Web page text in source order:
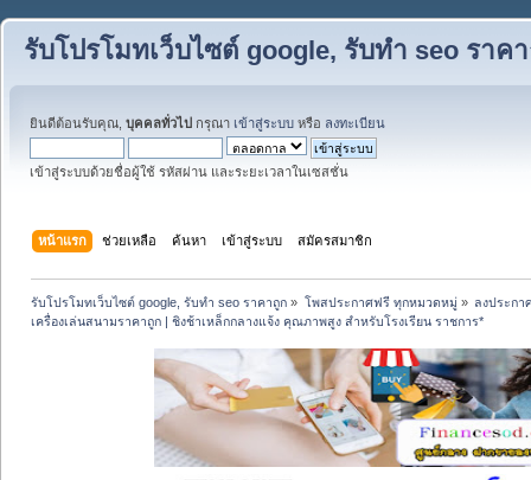
รับโปรโมทเว็บไซต์ google, รับทำ seo ราค
ยินดีต้อนรับคุณ, บุคคลทั่วไป กรุณา เข้าสู่ระบบ หรือ ลงทะเบียน
เข้าสู่ระบบด้วยชื่อผู้ใช้ รหัสผ่าน และระยะเวลาในเซสชั่น
หน้าแรก ช่วยเหลือ ค้นหา เข้าสู่ระบบ สมัครสมาชิก
รับโปรโมทเว็บไซต์ google, รับทำ seo ราคาถูก » โพสประกาศฟรี ทุกหมวดหมู่» ลงประกา
เครื่องเล่นสนามราคาถูก | ชิงช้าเหล็กกลางแจ้ง คุณภาพสูง สำหรับโรงเรียน ราชการ*